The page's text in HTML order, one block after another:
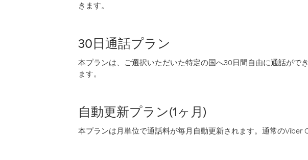
きます。
30日通話プラン
本プランは、ご選択いただいた特定の国へ30日間自由に通話がで
ます。
自動更新プラン(1ヶ月)
本プランは月単位で通話料が毎月自動更新されます。通常のViber